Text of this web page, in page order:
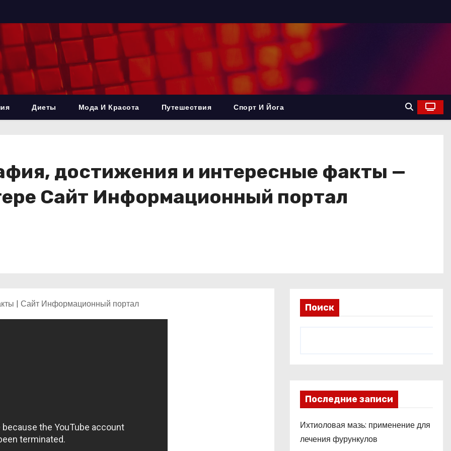
Диеты Мода И Красота Путешествия Спорт И Йога
достижения и интересные факты —
Сайт Информационный портал
Поиск
Последние записи
Ихтиоловая мазь: применение для
лечения фурункулов